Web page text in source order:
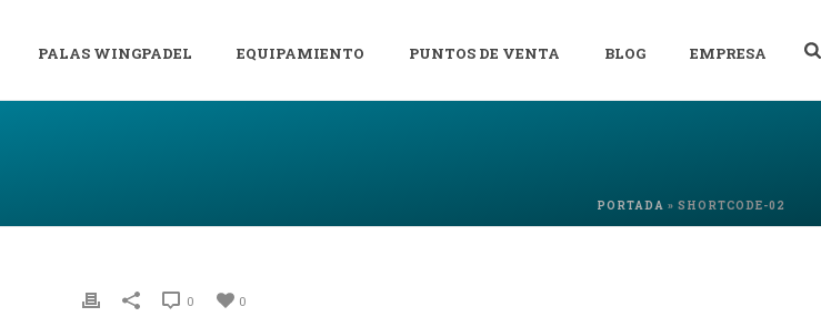
PALAS WINGPADEL EQUIPAMIENTO PUNTOS DE VENTA BLOG EMPRESA
PORTADA » SHORTCODE-02
0
0